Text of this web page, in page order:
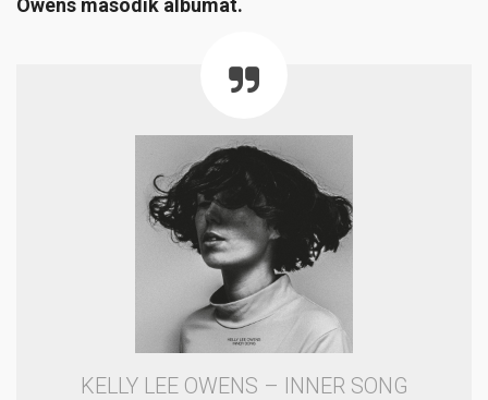
Owens második albumát.
KELLY LEE OWENS – INNER SONG